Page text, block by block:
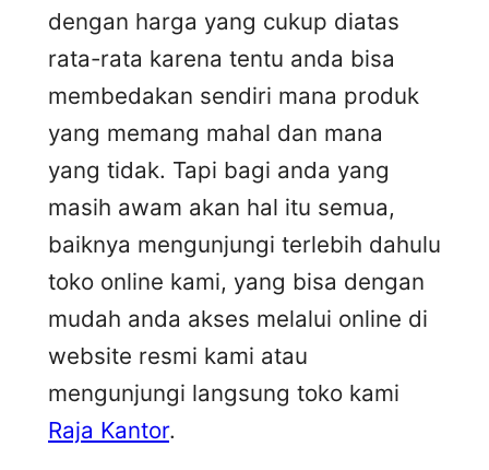
dengan harga yang cukup diatas
rata-rata karena tentu anda bisa
membedakan sendiri mana produk
yang memang mahal dan mana
yang tidak. Tapi bagi anda yang
masih awam akan hal itu semua,
baiknya mengunjungi terlebih dahulu
toko online kami, yang bisa dengan
mudah anda akses melalui online di
website resmi kami atau
mengunjungi langsung toko kami
Raja Kantor.